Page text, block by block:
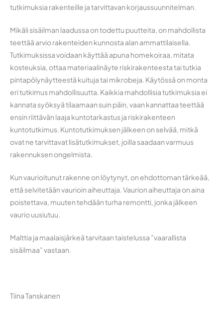
tutkimuksia rakenteille ja tarvittavan korjaussuunnitelman.
Mikäli sisäilman laadussa on todettu puutteita, on mahdollista
teettää arvio rakenteiden kunnosta alan ammattilaisella.
Tutkimuksissa voidaan käyttää apuna homekoiraa, mitata
kosteuksia, ottaa materiaalinäyte riskirakenteesta tai tutkia
pintapölynäytteestä kuituja tai mikrobeja. Käytössä on monta
eri tutkimus mahdollisuutta. Kaikkia mahdollisia tutkimuksia ei
kannata syöksyä tilaamaan suin päin, vaan kannattaa teettää
ensin riittävän laaja kuntotarkastus ja riskirakenteen
kuntotutkimus. Kuntotutkimuksen jälkeen on selvää, mitkä
ovat ne tarvittavat lisätutkimukset, joilla saadaan varmuus
rakennuksen ongelmista.
Kun vaurioitunut rakenne on löytynyt, on ehdottoman tärkeää,
että selvitetään vaurioin aiheuttaja. Vaurion aiheuttaja on aina
poistettava, muuten tehdään turha remontti, jonka jälkeen
vaurio uusiutuu.
Malttia ja maalaisjärkeä tarvitaan taistelussa ”vaarallista
sisäilmaa” vastaan.
Tiina Tanskanen